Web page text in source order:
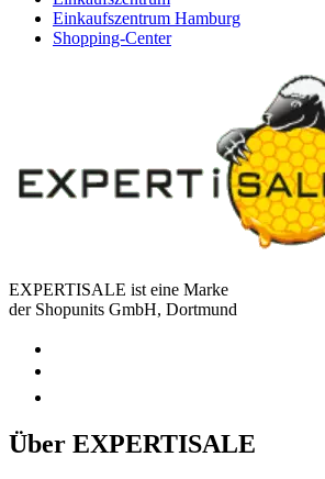
Einkaufszentrum Hamburg
Shopping-Center
EXPERTISALE ist eine Marke
der Shopunits GmbH, Dortmund
Über EXPERTISALE